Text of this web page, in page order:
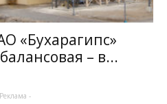
«Бухарагипс»
– в...
-